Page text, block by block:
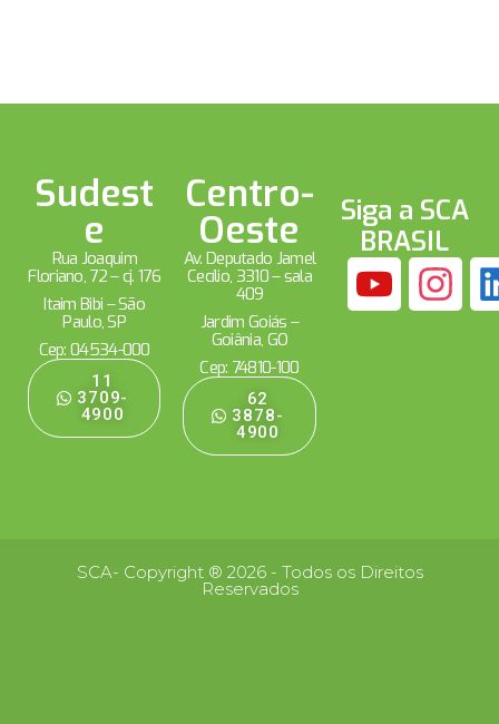
Sudest
e
Rua Joaquim
Floriano, 72 – cj. 176
Itaim Bibi – São
Paulo, SP
Cep: 04534-000
11
3709-
4900
Centro-
Oeste
Av. Deputado Jamel
Cecílio, 3310 – sala
409
Jardim Goiás –
Goiânia, GO
Cep: 74810-100
62
3878-
4900
Siga a SCA
BRASIL
SCA- Copyright ® 2026 - Todos os Direitos
Reservados